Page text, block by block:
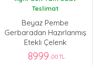
Teslimat
Beyaz Pembe
Gerbaradan Hazırlanmış
Etekli Çelenk
8999 ,00 TL